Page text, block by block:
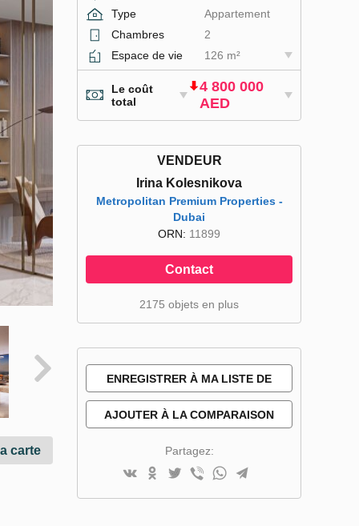
carte
Type
Appartement
Chambres
2
Espace de vie
126 m²
Le coût
total
4 800 000
AED
VENDEUR
Irina Kolesnikova
Metropolitan Premium Properties -
Dubai
ORN: 11899
Contact
2175 objets en plus
ENREGISTRER À MA LISTE DE
SOUHAITS
AJOUTER À LA COMPARAISON
Partagez: